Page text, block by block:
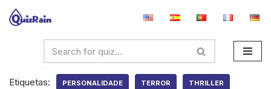
Etiquetas: PERSONALIDADE TERROR THRILLER